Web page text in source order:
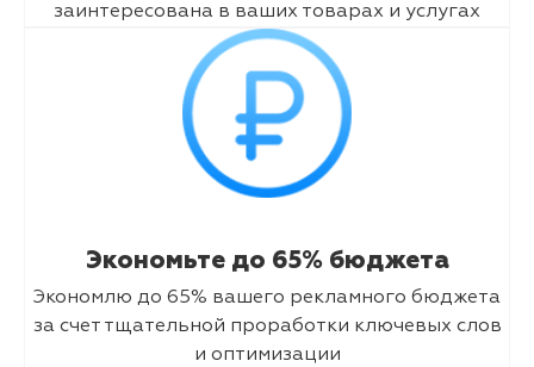
заинтересована в ваших товарах и услугах
Экономьте до 65% бюджета
Экономлю до 65% вашего рекламного бюджета
за счет тщательной проработки ключевых слов
и оптимизации